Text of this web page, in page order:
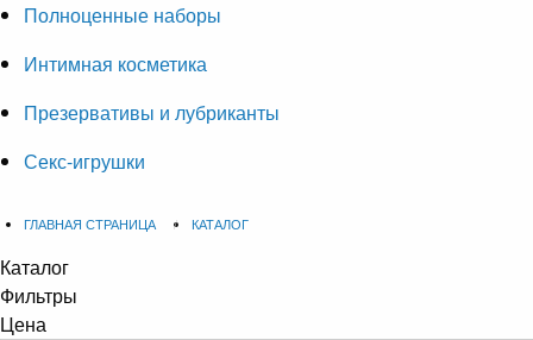
Полноценные наборы
Интимная косметика
Презервативы и лубриканты
Секс-игрушки
ГЛАВНАЯ СТРАНИЦА КАТАЛОГ
Каталог
Фильтры
Цена